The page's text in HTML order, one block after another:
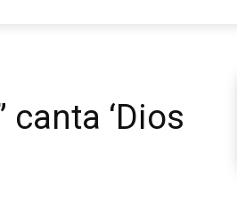
canta ‘Dios